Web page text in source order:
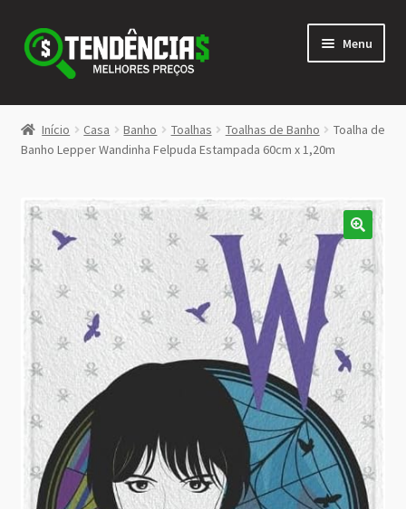
Pular
para
navegação
Pular
para
conteúdo
Menu
LOJA
<>
Início Casa Banho Toalhas Toalhas de Banho
Toalha de
Banho Lepper Wandinha Felpuda Estampada 60cm x 1,20m